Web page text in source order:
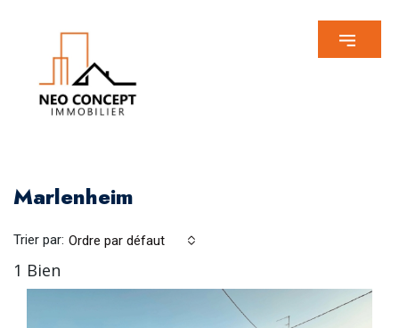
Marlenheim
1 Bien
Trier par: Ordre par défaut